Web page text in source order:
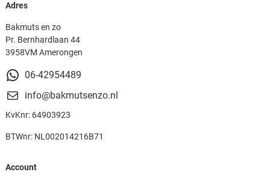
Adres
Bakmuts en zo
Pr. Bernhardlaan 44
3958VM Amerongen
06-42954489
info@bakmutsenzo.nl
KvKnr: 64903923
BTWnr: NL002014216B71
Account